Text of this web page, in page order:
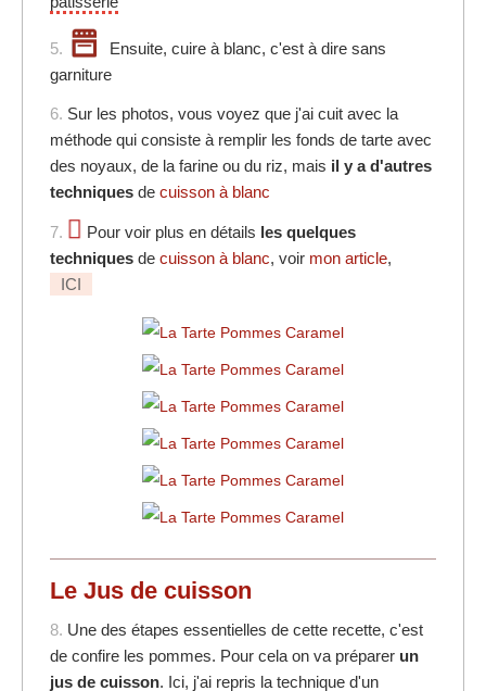
5.
Ensuite, cuire à blanc, c'est à dire sans
garniture
6. Sur les photos, vous voyez que j'ai cuit avec la
méthode qui consiste à remplir les fonds de tarte avec
des noyaux, de la farine ou du riz, mais il y a d'autres
techniques de cuisson à blanc
7. Pour voir plus en détails les quelques
techniques de cuisson à blanc, voir mon article,
ICI
Le Jus de cuisson
8. Une des étapes essentielles de cette recette, c'est
de confire les pommes. Pour cela on va préparer un
jus de cuisson. Ici, j'ai repris la technique d'un